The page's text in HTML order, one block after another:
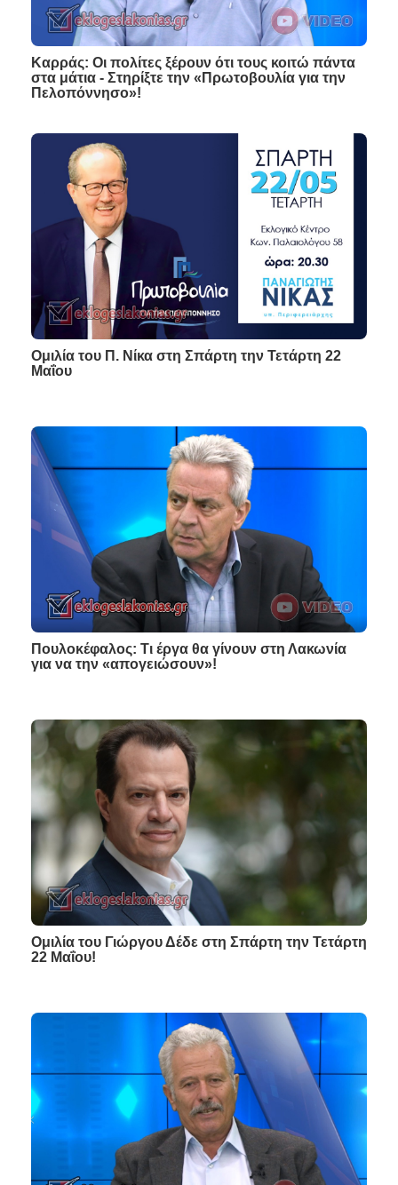
Καρράς: Οι πολίτες ξέρουν ότι τους κοιτώ πάντα
στα μάτια - Στηρίξτε την «Πρωτοβουλία για την
Πελοπόννησο»!
Ομιλία του Π. Νίκα στη Σπάρτη την Τετάρτη 22
Μαΐου
Πουλοκέφαλος: Τι έργα θα γίνουν στη Λακωνία
για να την «απογειώσουν»!
Ομιλία του Γιώργου Δέδε στη Σπάρτη την Τετάρτη
22 Μαΐου!